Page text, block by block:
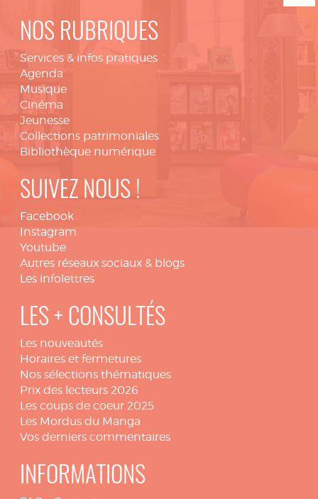
NOS RUBRIQUES
Services & infos pratiques
Agenda
Musique
Cinéma
Jeunesse
Collections patrimoniales
Bibliothèque numérique
SUIVEZ NOUS !
Facebook
Instagram
Youtube
Autres réseaux sociaux & blogs
Les infolettres
LES + CONSULTÉS
Les nouveautés
Horaires et fermetures
Nos sélections thématiques
Prix des lecteurs 2026
Les coups de coeur 2025
Les Mordus du Manga
Vos derniers commentaires
INFORMATIONS